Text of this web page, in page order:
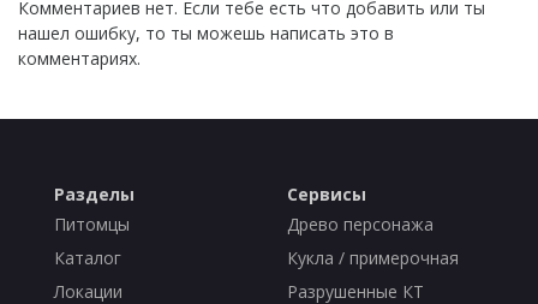
Комментариев нет. Если тебе есть что добавить или ты
нашел ошибку, то ты можешь написать это в
комментариях.
Разделы
Питомцы
Каталог
Локации
Сервисы
Древо персонажа
Кукла / примерочная
Разрушенные КТ